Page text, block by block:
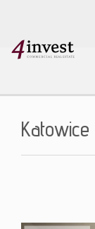
Katowice